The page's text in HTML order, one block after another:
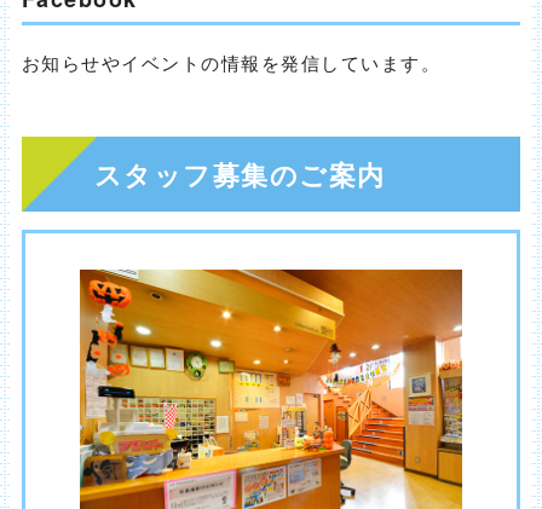
お知らせやイベントの情報を発信しています。
スタッフ募集のご案内